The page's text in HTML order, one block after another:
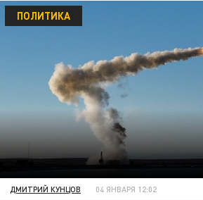
ПОЛИТИКА
ДМИТРИЙ КУНЦОВ 04 ЯНВАРЯ 12:02